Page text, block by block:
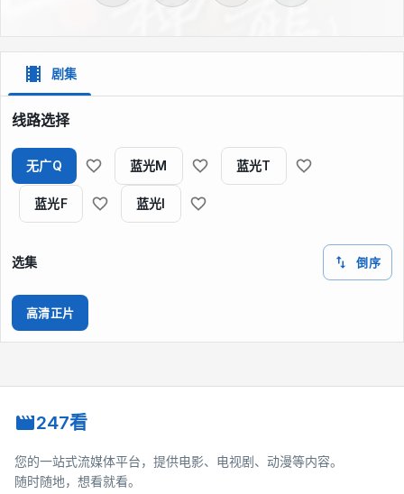
剧集
线路选择
无广Q 蓝光M 蓝光T
蓝光F 蓝光I
选集 倒序
高清正片
247看
您的一站式流媒体平台，提供电影、电视剧、动漫等内容。
随时随地，想看就看。